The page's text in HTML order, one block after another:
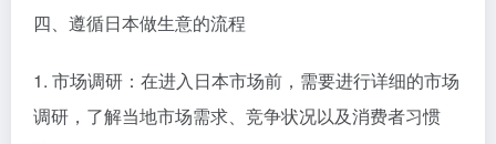
四、遵循日本做生意的流程
1. 市场调研：在进入日本市场前，需要进行详细的市场
调研，了解当地市场需求、竞争状况以及消费者习惯